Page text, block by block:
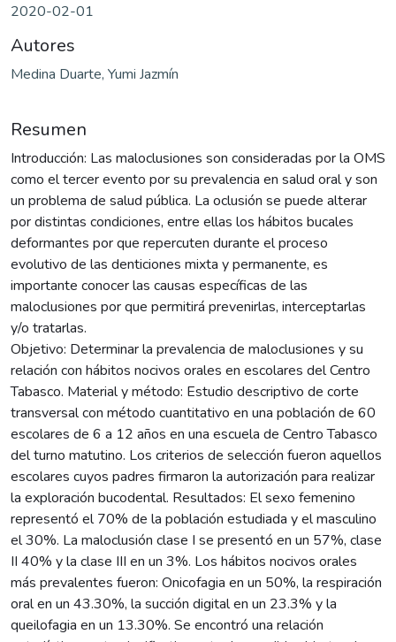
2020-02-01
Autores
Medina Duarte, Yumi Jazmín
Resumen
Introducción: Las maloclusiones son consideradas por la OMS
como el tercer evento por su prevalencia en salud oral y son
un problema de salud pública. La oclusión se puede alterar
por distintas condiciones, entre ellas los hábitos bucales
deformantes por que repercuten durante el proceso
evolutivo de las denticiones mixta y permanente, es
importante conocer las causas específicas de las
maloclusiones por que permitirá prevenirlas, interceptarlas
y/o tratarlas.
Objetivo: Determinar la prevalencia de maloclusiones y su
relación con hábitos nocivos orales en escolares del Centro
Tabasco. Material y método: Estudio descriptivo de corte
transversal con método cuantitativo en una población de 60
escolares de 6 a 12 años en una escuela de Centro Tabasco
del turno matutino. Los criterios de selección fueron aquellos
escolares cuyos padres firmaron la autorización para realizar
la exploración bucodental. Resultados: El sexo femenino
representó el 70% de la población estudiada y el masculino
el 30%. La maloclusión clase I se presentó en un 57%, clase
II 40% y la clase III en un 3%. Los hábitos nocivos orales
más prevalentes fueron: Onicofagia en un 50%, la respiración
oral en un 43.30%, la succión digital en un 23.3% y la
queilofagia en un 13.30%. Se encontró una relación